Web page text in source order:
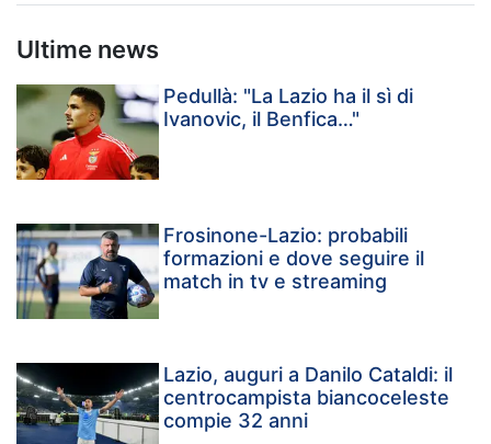
Ultime news
Pedullà: "La Lazio ha il sì di
Ivanovic, il Benfica…"
Frosinone-Lazio: probabili
formazioni e dove seguire il
match in tv e streaming
Lazio, auguri a Danilo Cataldi: il
centrocampista biancoceleste
compie 32 anni